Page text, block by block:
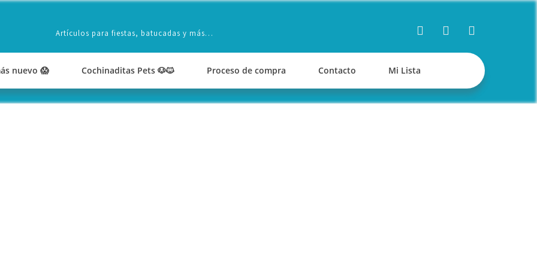
Artículos para fiestas, batucadas y más…
nuevo 😱 Cochinaditas Pets 🐶🐱 Proceso de compra Contacto Mi Lista